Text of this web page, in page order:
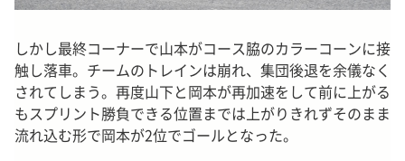
しかし最終コーナーで山本がコース脇のカラーコーンに接
触し落車。チームのトレインは崩れ、集団後退を余儀なく
されてしまう。再度山下と岡本が再加速をして前に上がる
もスプリント勝負できる位置までは上がりきれずそのまま
流れ込む形で岡本が2位でゴールとなった。